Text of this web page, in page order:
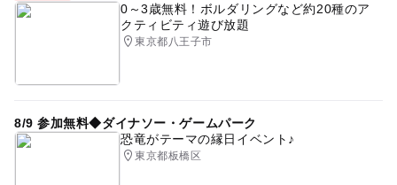
0～3歳無料！ボルダリングなど約20種のア
クティビティ遊び放題
東京都八王子市
8/9 参加無料◆ダイナソー・ゲームパーク
恐竜がテーマの縁日イベント♪
東京都板橋区